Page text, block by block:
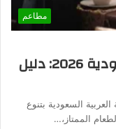
مطاعم
أبرز المطاعم العائلية في السعودية 2026: دليل
السعودية بتنوع
الممتاز،…